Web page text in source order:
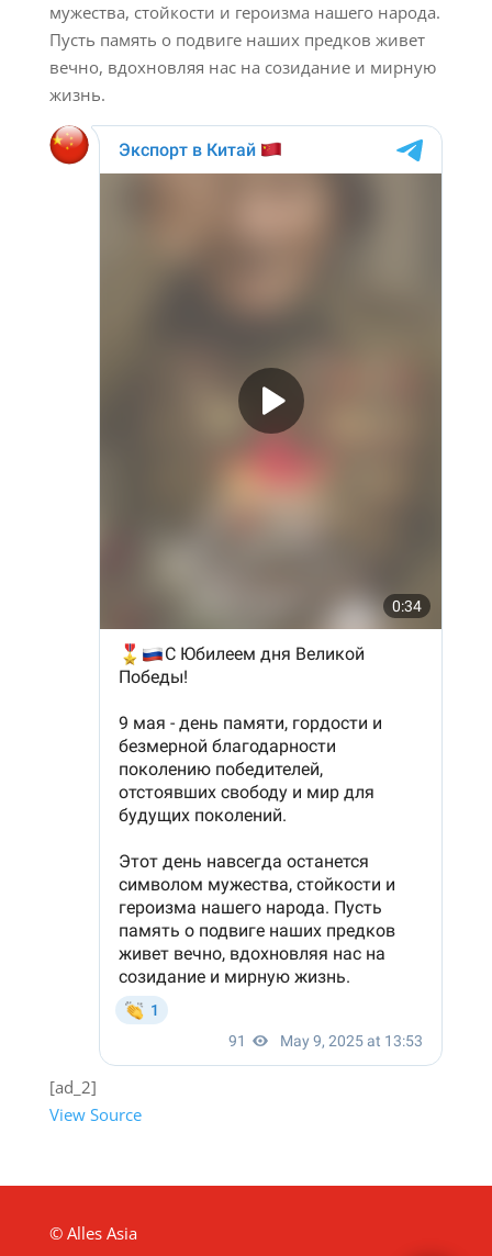
мужества, стойкости и героизма нашего народа.
Пусть память о подвиге наших предков живет
вечно, вдохновляя нас на созидание и мирную
жизнь.
[ad_2]
View Source
© Alles Asia